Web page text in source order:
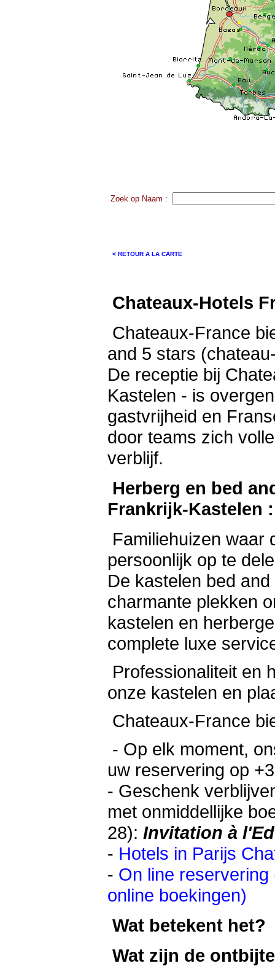
Zoek op Naam :
< RETOUR A LA CARTE
Chateaux-Hotels
Chateaux-France
and 5 stars
De receptie bij
Kastelen - is
gastvrijheid en
door teams zich
verblijf.
Herberg en bed
Frankrijk-Kastelen :
Familiehuizen waar
persoonlijk op te
De kastelen bed
charmante plekken
kastelen en
complete luxe
Professionaliteit en
onze kastelen en
Chateaux-France
- Op elk moment,
uw reservering op
- Geschenk
met onmiddellijke
28): Invitation à
- Hotels in Parijs
- On line
online boekingen)
Wat betekent het?
Wat zijn de